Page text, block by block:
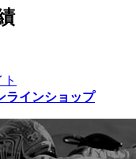
ラインショップ